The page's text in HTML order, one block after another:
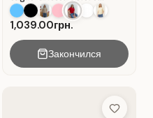
Rosso.
1,039.00грн.
Закончился
List Add to